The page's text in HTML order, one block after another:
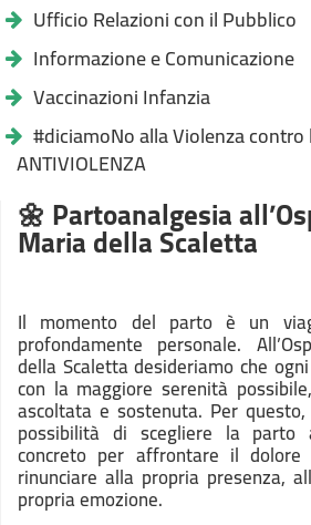
Ufficio Relazioni con il Pubblico
Informazione e Comunicazione
Vaccinazioni Infanzia
#diciamoNo alla Violenza contro
ANTIVIOLENZA
🌼 Partoanalgesia
Maria della Scaletta
Il momento del parto è un
profondamente personale.
della Scaletta desideriamo che
con la maggiore serenità
ascoltata e sostenuta. Per
possibilità di scegliere la parto
concreto per affrontare il
rinunciare alla propria presenza,
propria emozione.